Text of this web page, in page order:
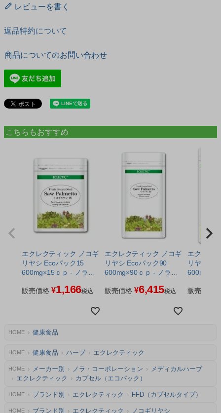
レビューを書く
返品特約について
商品についてのお問い合わせ
こちらもおすすめ
エクレクティック ノコギ
リヤシ Ecoパック15
600mg×15ｃｐ - ノラ・
ポス対応商品
販売価格 ¥1,166税込
エクレクティック ノコギ
リヤシ Ecoパック90
600mg×90ｃｐ - ノラ・
ポス対応商品
販売価格 ¥6,415税込
エクレク
リヤシ Ecoパック180
販売価格
HOME 健康食品
HOME 健康食品 ハーブ エクレクティック
HOME メーカー別 ノラ・コーポレーション
メディカルハーブ
エクレクティック
カプセル（エコパック）
HOME ブランド別 エクレクティック FFD（カプセルタイプ）
HOME ブランド別 エクレクティック ノコギリヤシ